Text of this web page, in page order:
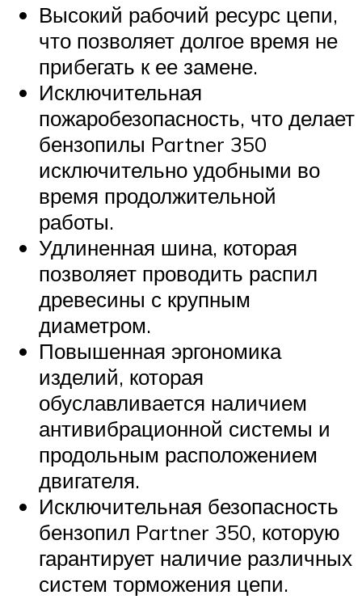
Высокий рабочий ресурс цепи,
что позволяет долгое время не
прибегать к ее замене.
Исключительная
пожаробезопасность, что делает
бензопилы Partner 350
исключительно удобными во
время продолжительной
работы.
Удлиненная шина, которая
позволяет проводить распил
древесины с крупным
диаметром.
Повышенная эргономика
изделий, которая
обуславливается наличием
антивибрационной системы и
продольным расположением
двигателя.
Исключительная безопасность
бензопил Partner 350, которую
гарантирует наличие различных
систем торможения цепи.